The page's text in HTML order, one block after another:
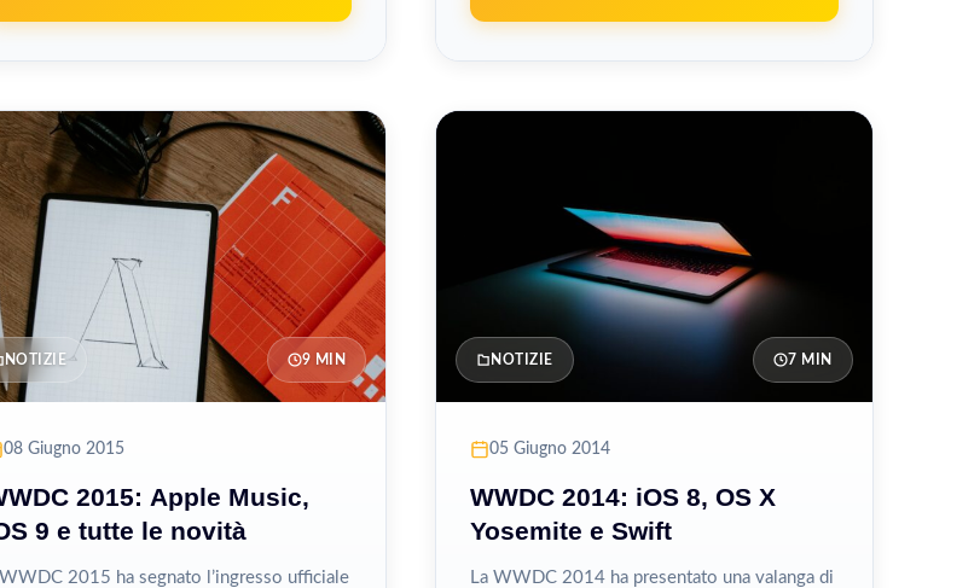
NOTIZIE 9 MIN
08 Giugno 2015
2015: Apple Music,
9 e tutte le novità
WWDC 2015 ha segnato l’ingresso ufficiale
NOTIZIE 7 MIN
05 Giugno 2014
WWDC 2014: iOS 8, OS X
Yosemite e Swift
La WWDC 2014 ha presentato una valanga di